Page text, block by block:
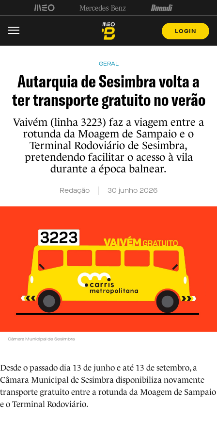
LOGIN
GERAL
Autarquia de Sesimbra volta a
ter transporte gratuito no verão
Vaivém (linha 3223) faz a viagem entre a
rotunda da Moagem de Sampaio e o
Terminal Rodoviário de Sesimbra,
pretendendo facilitar o acesso à vila
durante a época balnear.
Redação 30 junho 2026
Câmara Municipal de Sesimbra
Desde o passado dia 13 de junho e até 13 de setembro, a
Câmara Municipal de Sesimbra disponibiliza novamente
transporte gratuito entre a rotunda da Moagem de Sampaio
e o Terminal Rodoviário.